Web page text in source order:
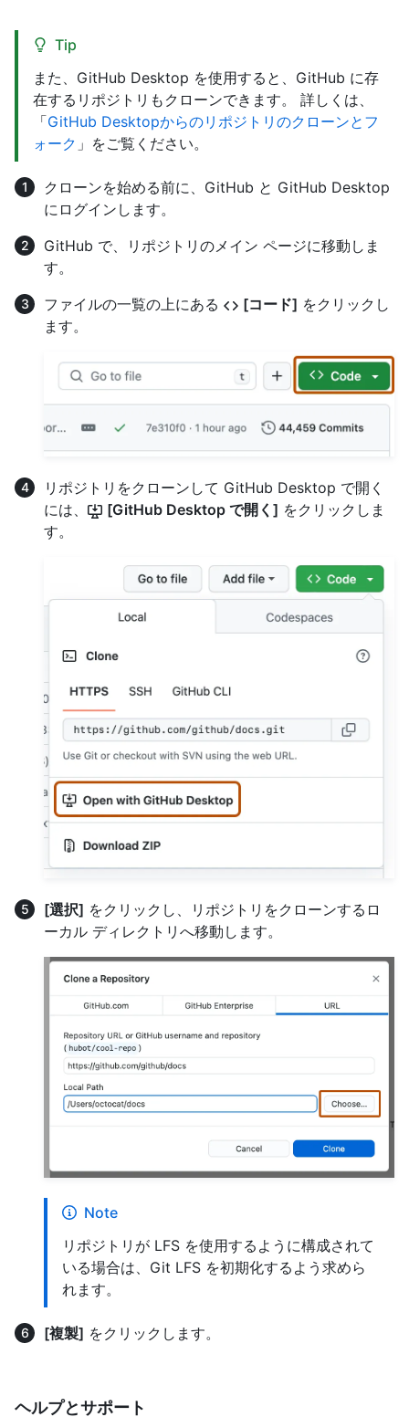
Tip
また、GitHub Desktop を使用すると、GitHub に存
在するリポジトリもクローンできます。 詳しくは、
「GitHub Desktopからのリポジトリのクローンとフ
ォーク 」をご覧ください。
クローンを始める前に、GitHub と GitHub Desktop
にログインします。
GitHub で、リポジトリのメイン ページに移動しま
す。
ファイルの一覧の上にある
[コード] をクリックし
ます。
リポジトリをクローンして GitHub Desktop で開く
には、
[GitHub Desktop で開く] をクリックしま
す。
[選択] をクリックし、リポジトリをクローンするロ
ーカル ディレクトリへ移動します。
Note
リポジトリが LFS を使用するように構成されて
いる場合は、Git LFS を初期化するよう求めら
れます。
[複製] をクリックします。
ヘルプとサポート